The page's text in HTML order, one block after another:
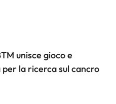
unisce gioco e
la ricerca sul cancro